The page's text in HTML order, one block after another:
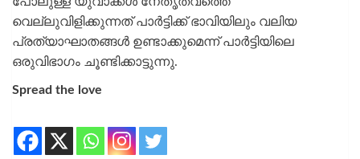
വെല്ലുവിളിക്കുന്നത് പാർട്ടിക്ക് ഭാവിയിലും വലിയ
പ്രത്യാഘാതങ്ങൾ ഉണ്ടാക്കുമെന്ന് പാർട്ടിയിലെ
ഒരുവിഭാഗം ചൂണ്ടിക്കാട്ടുന്നു.
Spread the love